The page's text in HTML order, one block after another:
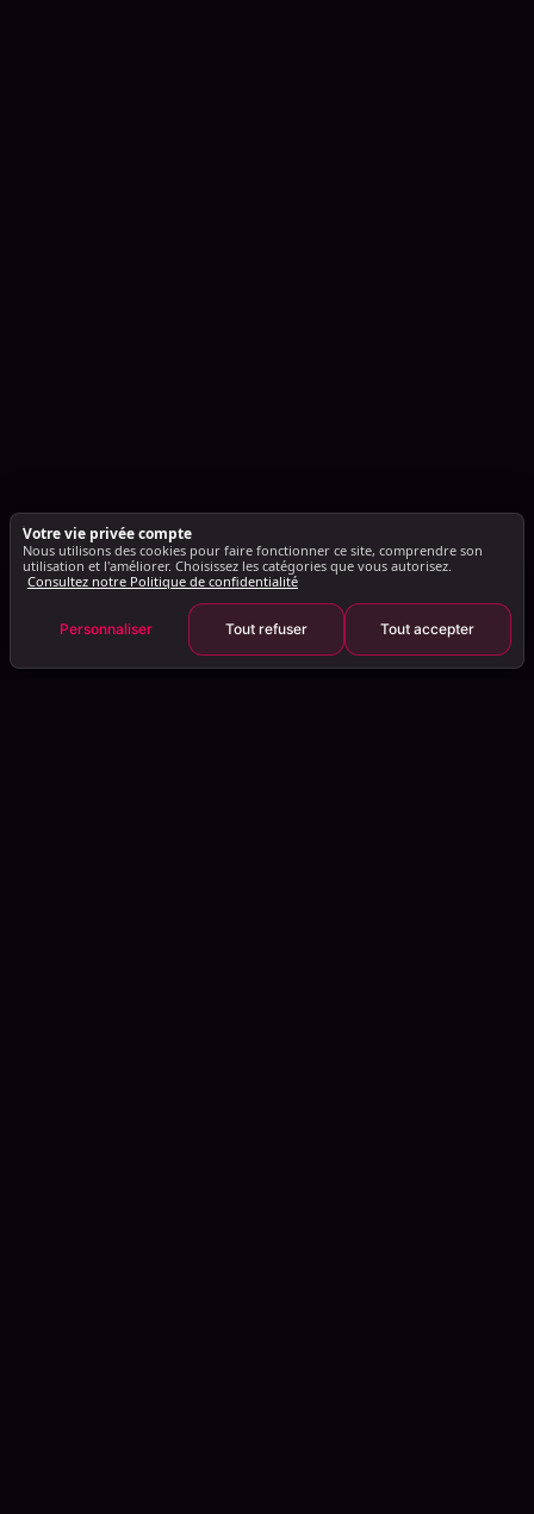
Votre vie privée compte
Nous utilisons des cookies pour faire fonctionner ce site, comprendre son
utilisation et l'améliorer. Choisissez les catégories que vous autorisez.
Consultez notre Politique de confidentialité
Personnaliser Tout refuser Tout accepter